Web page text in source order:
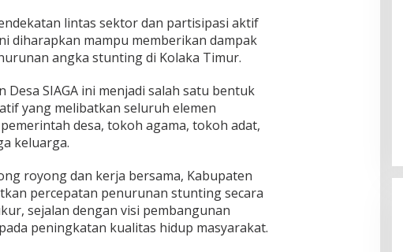
lintas sektor dan partisipasi aktif
diharapkan mampu memberikan dampak
angka stunting di Kolaka Timur.
Desa SIAGA ini menjadi salah satu bentuk
yang melibatkan seluruh elemen
desa, tokoh agama, tokoh adat,
keluarga.
royong dan kerja bersama, Kabupaten
percepatan penurunan stunting secara
sejalan dengan visi pembangunan
peningkatan kualitas hidup masyarakat.